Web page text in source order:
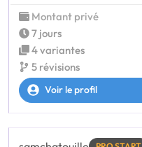
Montant privé
7 jours
4 variantes
5 révisions
Voir le profil